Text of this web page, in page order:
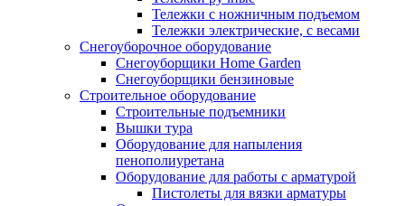
Тележки с ножничным подъемом
Тележки электрические, с весами
Снегоуборочное оборудование
Снегоуборщики Home Garden
Снегоуборщики бензиновые
Строительное оборудование
Cтроительные подъемники
Вышки тура
Оборудование для напыления
пенополиуретана
Оборудование для работы с арматурой
Пистолеты для вязки арматуры